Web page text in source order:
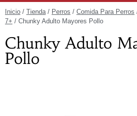
Inicio / Tienda/ Perros / Comida Para Perros
7+ / Chunky Adulto Mayores Pollo
Chunky Adulto
Pollo